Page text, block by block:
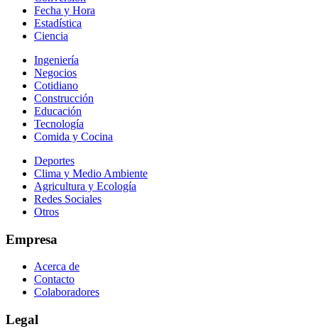
Fecha y Hora
Estadística
Ciencia
Ingeniería
Negocios
Cotidiano
Construcción
Educación
Tecnología
Comida y Cocina
Deportes
Clima y Medio Ambiente
Agricultura y Ecología
Redes Sociales
Otros
Empresa
Acerca de
Contacto
Colaboradores
Legal